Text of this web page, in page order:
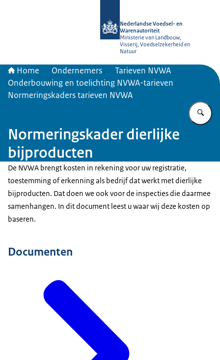
Nederlandse Voedsel- en
Warenautoriteit
Ministerie van Landbouw,
Visserij, Voedselzekerheid en
Natuur
Home Ondernemers
Tarieven NVWA
Onderbouwing en toelichting NVWA-tarieven
Normeringskaders tarieven NVWA
Normeringskader dierlijke
bijproducten
De NVWA brengt kosten in rekening voor uw registratie,
toestemming of erkenning als bedrijf dat werkt met dierlijke
bijproducten. Dat doen we ook voor de inspecties die daarmee
samenhangen. In dit document leest u waar wij deze kosten op
baseren.
Documenten